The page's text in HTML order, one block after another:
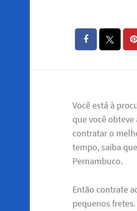
Você está à
que você
contratar o
tempo, saiba
Pernambuco.
Então contrate
pequenos fretes.